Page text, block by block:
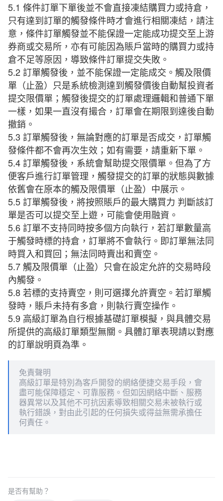
5.1 條件訂單下單後並不會直接凍結購買力或持倉，
只有達到訂單的觸發條件時才會進行相關凍結，請注
意，條件訂單觸發並不能保證一定能成功提交至上游
券商或交易所，亦有可能因為賬戶當時的購買力或持
倉不足等原因，導致條件訂單提交失敗。
5.2 訂單觸發後，並不能保證一定能成交。觸及限價
單（止盈）只是系統檢測達到觸發價後自動幫投資者
提交限價單；觸發後提交的訂單處理邏輯和普通下單
一樣，如果一直沒有撮合，訂單會在期限到達後自動
撤銷。
5.3 訂單觸發後，無論對應的訂單是否成交，訂單觸
發條件都不會再次生效；如有需要，請重新下單。
5.4 訂單觸發後，系統會幫助提交限價單。但為了方
便客戶進行訂單管理，觸發提交的訂單的狀態與數據
依舊會在原本的觸及限價單（止盈）中展示。
5.5 訂單觸發後，將按照賬戶的最大購買力 判斷該訂
單是否可以提交至上遊，可能會使用融資。
5.6 訂單不支持同時按多個方向執行，若訂單數量高
于觸發時標的持倉，訂單將不會執行。即訂單無法同
時買入和買回；無法同時賣出和賣空。
5.7 觸及限價單（止盈）只會在設定允許的交易時段
內觸發。
5.8 若標的支持賣空，則可選擇允許賣空。若訂單觸
發時，賬戶未持有多倉，則執行賣空操作。
5.9 高級訂單為自行根據基礎訂單模擬，與具體交易
所提供的高級訂單類型無關。具體訂單表現請以對應
的訂單說明頁為準。
免責聲明
高級訂單是特別為客戶開發的網絡便捷交易手段，會
盡可能保障穩定、可靠服務。但如因網絡中斷、服務
器異常以及其他不可抗因素導致相關交易未被執行或
執行錯誤，對由此引起的任何損失或得益無需承擔任
何責任。
是否有幫助？